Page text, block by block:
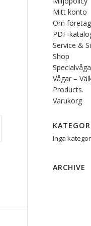
Mitt konto
Om
PDF-
Service &
Shop
Vågar –
Products.
Varukorg
Inga
ARCHIVE